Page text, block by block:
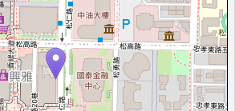
台北
ィアンです。未知なる台北の魅力や驚き
安:￥8,330
情報サイト:ポンコツな